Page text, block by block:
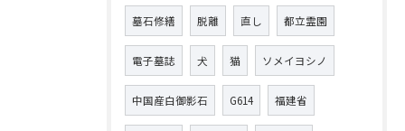
墓石修繕 脱離 直し 都立霊園
電子墓誌 犬 猫 ソメイヨシノ
中国産白御影石 G614 福建省